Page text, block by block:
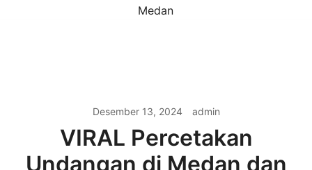
Medan
Desember 13, 2024 admin
VIRAL Percetakan
Undangan di Medan dan